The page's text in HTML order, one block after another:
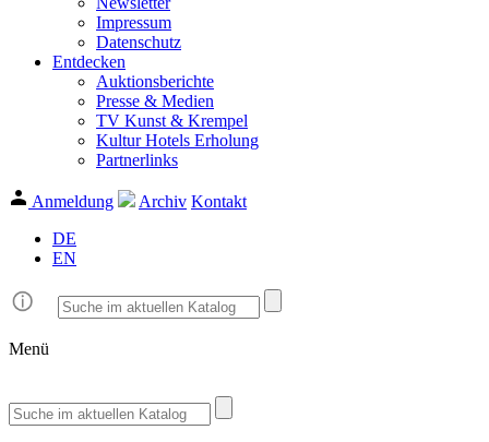
Impressum
Datenschutz
Entdecken
Auktionsberichte
Presse & Medien
TV Kunst & Krempel
Kultur Hotels Erholung
Partnerlinks
Anmeldung Archiv Kontakt
DE
EN
Menü